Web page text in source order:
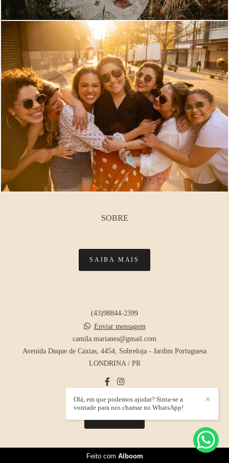
SOBRE
SAIBA MAIS
(43)98844-2399
Enviar mensagem
camila.marianes@gmail.com
Avenida Duque de Caxias, 4454, Sobreloja - Jardim Portuguesa
LONDRINA / PR
✕
Olá, em que podemos ajudar? Sinta-se a
vontade para nos chamar no WhatsApp!
Feito com Alboom